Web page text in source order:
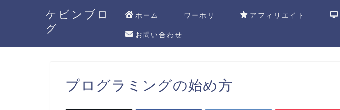
ケビンブロ
グ
ホーム ワーホリ アフィリエイト
お問い合わせ
プログラミングの始め方